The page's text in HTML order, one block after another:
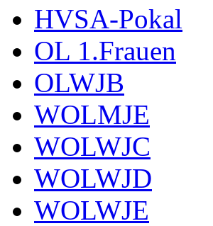
HVSA-Pokal
OL 1.Frauen
OLWJB
WOLMJE
WOLWJC
WOLWJD
WOLWJE